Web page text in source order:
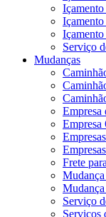
Serviço
Mudanças
Empresa
Empresa
Frete
Serviço
Serviços